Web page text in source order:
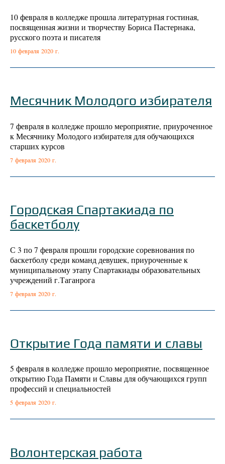
10 февраля в колледже прошла литературная гостиная,
посвященная жизни и творчеству Бориса Пастернака,
русского поэта и писателя
10 февраля 2020 г.
Месячник Молодого избирателя
7 февраля в колледже прошло мероприятие, приуроченное
к Месячнику Молодого избирателя для обучающихся
старших курсов
7 февраля 2020 г.
Городская Спартакиада по
баскетболу
С 3 по 7 февраля прошли городские соревнования по
баскетболу среди команд девушек, приуроченные к
муниципальному этапу Спартакиады образовательных
учреждений г.Таганрога
7 февраля 2020 г.
Открытие Года памяти и славы
5 февраля в колледже прошло мероприятие, посвященное
открытию Года Памяти и Славы для обучающихся групп
профессий и специальностей
5 февраля 2020 г.
Волонтерская работа